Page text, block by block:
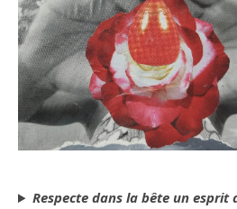
Respecte dans la bête un esprit